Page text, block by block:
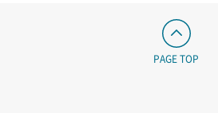
PAGE TOP